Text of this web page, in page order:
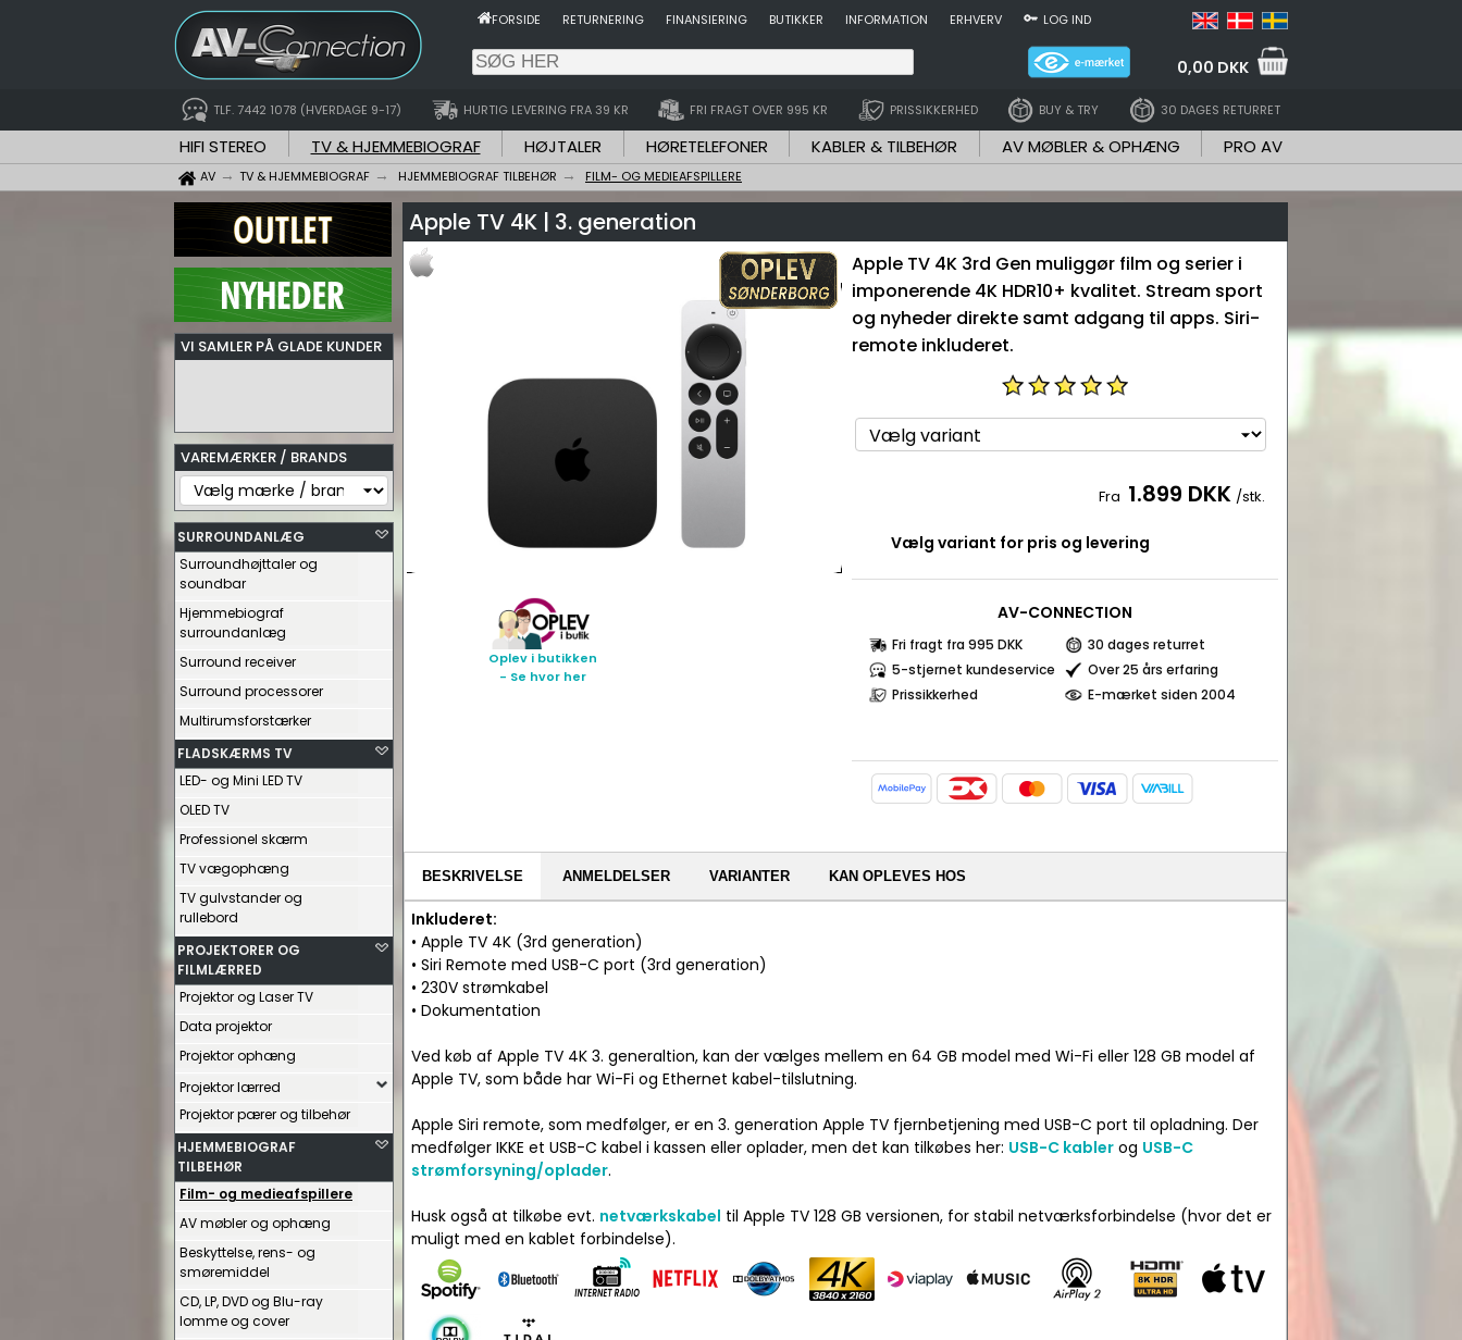
FORSIDE RETURNERING FINANSIERING BUTIKKER INFORMATION ERHVERV LOG IND
0,00 DKK
TLF. 7442 1078 (HVERDAGE 9-17) HURTIG LEVERING FRA 39 KR FRI FRAGT OVER 995 KR PRISSIKKERHED BUY & TRY 30 DAGES RETURRET
HIFI STEREO TV & HJEMMEBIOGRAF HØJTALER HØRETELEFONER KABLER & TILBEHØR AV MØBLER & OPHÆNG PRO AV
AV TV & HJEMMEBIOGRAF HJEMMEBIOGRAF TILBEHØR FILM- OG MEDIEAFSPILLERE
VI SAMLER PÅ GLADE KUNDER
VAREMÆRKER / BRANDS
SURROUNDANLÆG
Surroundhøjttaler og
soundbar
Hjemmebiograf
surroundanlæg
Surround receiver
Surround processorer
Multirumsforstærker
FLADSKÆRMS TV
LED- og Mini LED TV
OLED TV
Professionel skærm
TV vægophæng
TV gulvstander og
rullebord
PROJEKTORER OG
FILMLÆRRED
Projektor og Laser TV
Data projektor
Projektor ophæng
Projektor lærred
Projektor pærer og tilbehør
HJEMMEBIOGRAF
TILBEHØR
Film- og medieafspillere
AV møbler og ophæng
Beskyttelse, rens- og
smøremiddel
CD, LP, DVD og Blu-ray
lomme og cover
Apple TV 4K | 3. generation
Oplev i butikken
- Se hvor her
Apple TV 4K 3rd Gen muliggør film og serier i
imponerende 4K HDR10+ kvalitet. Stream sport
og nyheder direkte samt adgang til apps. Siri-
remote inkluderet.
Fra 1.899 DKK /stk.
Vælg variant for pris og levering
AV-CONNECTION
Fri fragt fra 995 DKK
30 dages returret
5-stjernet kundeservice
Over 25 års erfaring
Prissikkerhed
E-mærket siden 2004
BESKRIVELSE ANMELDELSER VARIANTER KAN OPLEVES HOS
Inkluderet:
• Apple TV 4K (3rd generation)
• Siri Remote med USB-C port (3rd generation)
• 230V strømkabel
• Dokumentation
Ved køb af Apple TV 4K 3. generaltion, kan der vælges mellem en 64 GB model med Wi-Fi eller 128 GB model af
Apple TV, som både har Wi-Fi og Ethernet kabel-tilslutning.
Apple Siri remote, som medfølger, er en 3. generation Apple TV fjernbetjening med USB-C port til opladning. Der
medfølger IKKE et USB-C kabel i kassen eller oplader, men det kan tilkøbes her: USB-C kabler og USB-C
strømforsyning/oplader.
Husk også at tilkøbe evt. netværkskabel til Apple TV 128 GB versionen, for stabil netværksforbindelse (hvor det er
muligt med en kablet forbindelse).